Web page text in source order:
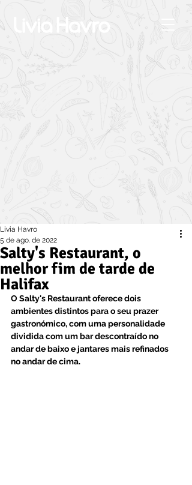
Salty's Restaurant, o
melhor fim de tarde de
Halifax
Livia Havro
5 de ago. de 2022
O Salty's Restaurant oferece dois
ambientes distintos para o seu prazer
gastronómico, com uma personalidade
dividida com um bar descontraído no
andar de baixo e jantares mais refinados
no andar de cima.